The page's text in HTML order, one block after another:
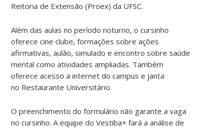
Reitoria de Extensão (Proex) da UFSC.
Além das aulas no período noturno, o cursinho
oferece cine clube, formações sobre ações
afirmativas, aulão, simulado e encontro sobre saúde
mental como atividades ampliadas. Também
oferece acesso a internet do campus e janta
no Restaurante Universitário.
O preenchimento do formulário não garante a vaga
no cursinho. A equipe do Vestiba+ fará a análise de